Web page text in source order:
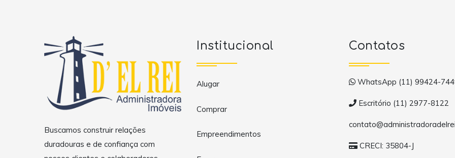
Buscamos construir relações
duradouras e de confiança com
Institucional
Alugar
Comprar
Empreendimentos
Contatos
WhatsApp (11) 99424-
Escritório (11) 2977-8122
CRECI: 35804-J